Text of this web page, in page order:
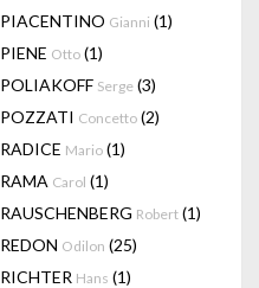
PIACENTINO Gianni (1)
PIENE Otto (1)
POLIAKOFF Serge (3)
POZZATI Concetto (2)
RADICE Mario (1)
RAMA Carol (1)
RAUSCHENBERG Robert (1)
REDON Odilon (25)
RICHTER Hans (1)